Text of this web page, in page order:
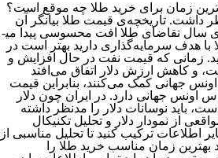
زمان برای خرید طلا چه موقع است؟
داشت. تاریخچه‌­ی قیمت طلا بیانگر آن
است که در برخی از ماه‌­های سال تقاضای طلا افت محسوسی پیدا می­
با هدف سرمایه‌گذاری دارید بهتر است در
زمانی که قیمت نفت در حال افزایش و
و کاهش ارزش دلار اتفاق می‌افتد
جهانی کمک می‌کنند، بنابراین قیمت
اونس جهانی دارد. در ایران چون دلار
باید نوسانات دلار را مدنظر داشته
از نمودار دلار و تحلیل تکنیکال
اطلاعات ترکیب کنید تا تحلیل مناسبی از
بهترین زمان مناسب خرید طلا را